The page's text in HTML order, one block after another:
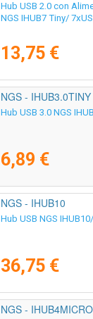
Hub USB 2.0 con
NGS IHUB7 Tiny/
13,75 €
NGS - IHUB3.0TINY
Hub USB 3.0 NGS
6,89 €
NGS - IHUB10
Hub USB NGS
36,75 €
NGS - IHUB4MICRO